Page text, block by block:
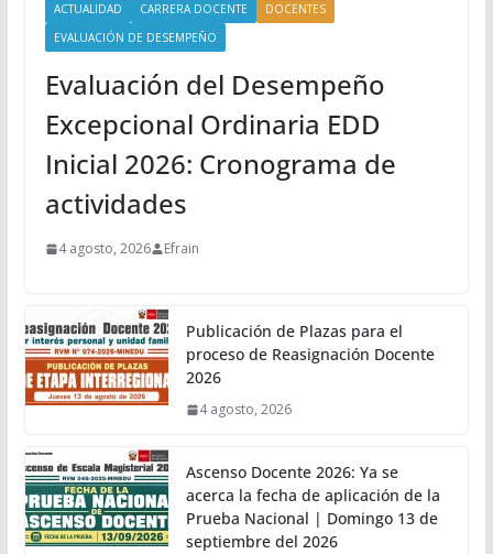
ACTUALIDAD CARRERA DOCENTE
DOCENTES
EVALUACIÓN DE DESEMPEÑO
Evaluación del Desempeño
Excepcional Ordinaria EDD
Inicial 2026: Cronograma de
actividades
4 agosto, 2026 Efrain
Publicación de Plazas para el
proceso de Reasignación Docente
2026
4 agosto, 2026
Ascenso Docente 2026: Ya se
acerca la fecha de aplicación de la
Prueba Nacional | Domingo 13 de
septiembre del 2026